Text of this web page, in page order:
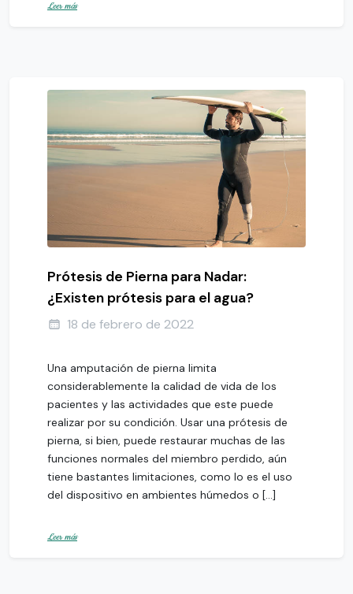
Leer más
Prótesis de Pierna para Nadar:
¿Existen prótesis para el agua?
18 de febrero de 2022
Una amputación de pierna limita
considerablemente la calidad de vida de los
pacientes y las actividades que este puede
realizar por su condición. Usar una prótesis de
pierna, si bien, puede restaurar muchas de las
funciones normales del miembro perdido, aún
tiene bastantes limitaciones, como lo es el uso
del dispositivo en ambientes húmedos o […]
Leer más